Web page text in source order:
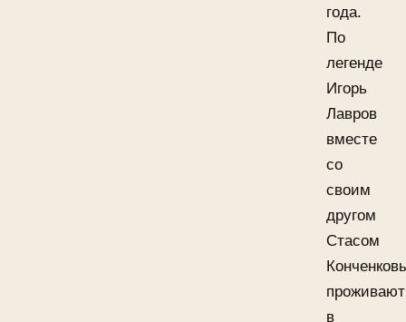
года.
По
легенде
Игорь
Лавров
вместе
со
своим
другом
Стасом
проживают
в